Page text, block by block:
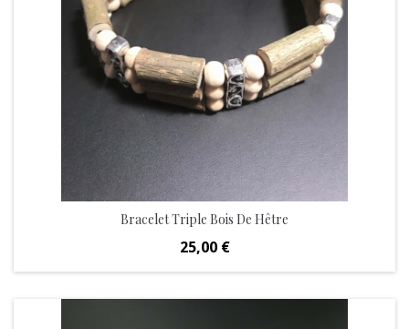
Bracelet Triple Bois De Hêtre
Prix
25,00 €